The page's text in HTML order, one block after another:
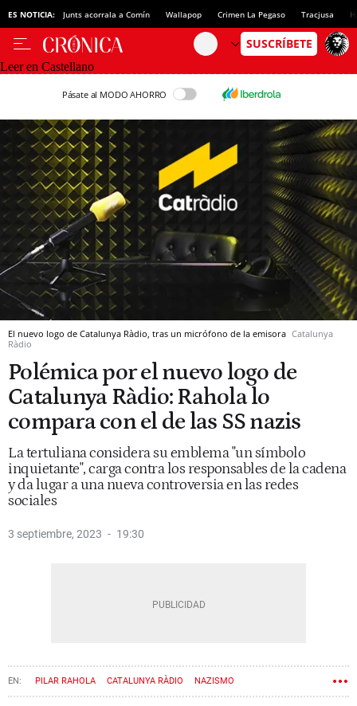
ES NOTICIA: Junts acorrala a Comín Wallapop Crimen La Pegaso Tracjusa
Leer en Castellano
Pásate al MODO AHORRO
El nuevo logo de Catalunya Ràdio, tras un micrófono de la emisora Catalunya
Ràdio
Polémica por el nuevo logo de
Catalunya Ràdio: Rahola lo
compara con el de las SS nazis
La tertuliana considera su emblema "un símbolo
inquietante", carga contra los responsables de la cadena
y da lugar a una nueva controversia en las redes
sociales
3 septiembre, 2023 19:30
PILAR RAHOLA CATALUNYA RÀDIO NAZISMO